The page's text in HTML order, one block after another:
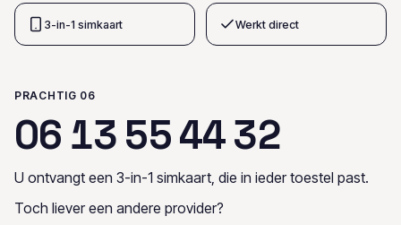
3-in-1 simkaart Werkt direct
PRACHTIG 06
06 13554432
U ontvangt een 3-in-1 simkaart, die in ieder toestel past.
Toch liever een andere provider?